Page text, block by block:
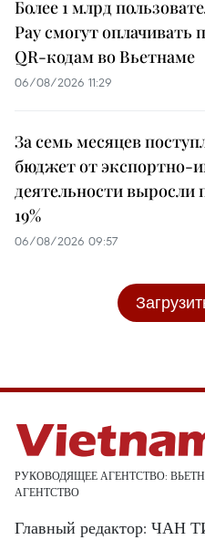
Более 1 млрд
Pay смогут оплачивать
QR-кодам во Вьетнаме
06/08/2026 11:29
За семь месяцев
бюджет от экспортно-
деятельности выросли
19%
06/08/2026 09:57
РУКОВОДЯЩЕЕ АГЕНТСТВО:
АГЕНТСТВО
Главный редактор: ЧАН